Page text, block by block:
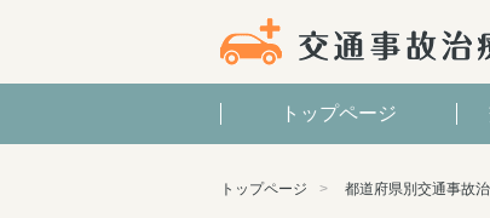
トップページ
トップページ 都道府県別交通事故